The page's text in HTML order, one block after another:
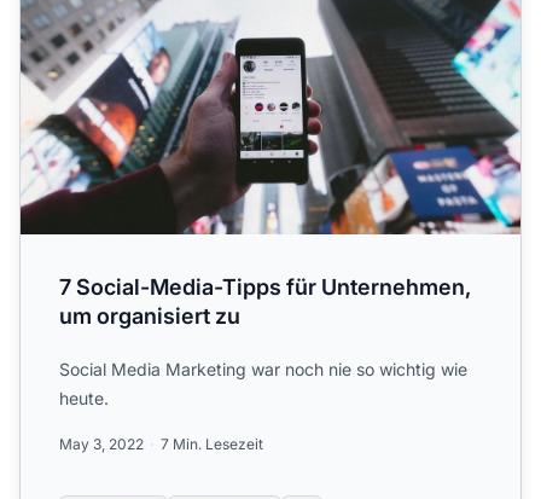
7 Social-Media-Tipps für Unternehmen,
um organisiert zu
Social Media Marketing war noch nie so wichtig wie
heute.
May 3, 2022 7 Min. Lesezeit